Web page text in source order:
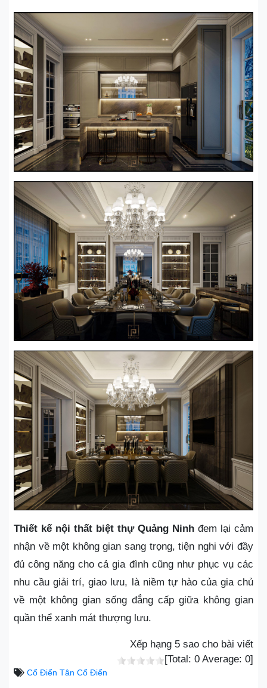
Thiết kế nội thất biệt thự Quảng Ninh đem lại cảm
nhận về một không gian sang trọng, tiện nghi với đầy
đủ công năng cho cả gia đình cũng như phục vụ các
nhu cầu giải trí, giao lưu, là niềm tự hào của gia chủ
về một không gian sống đẳng cấp giữa không gian
quần thể xanh mát thượng lưu.
Xếp hạng 5 sao cho bài viết
[Total: 0 Average: 0]
Cổ Điển Tân Cổ Điển